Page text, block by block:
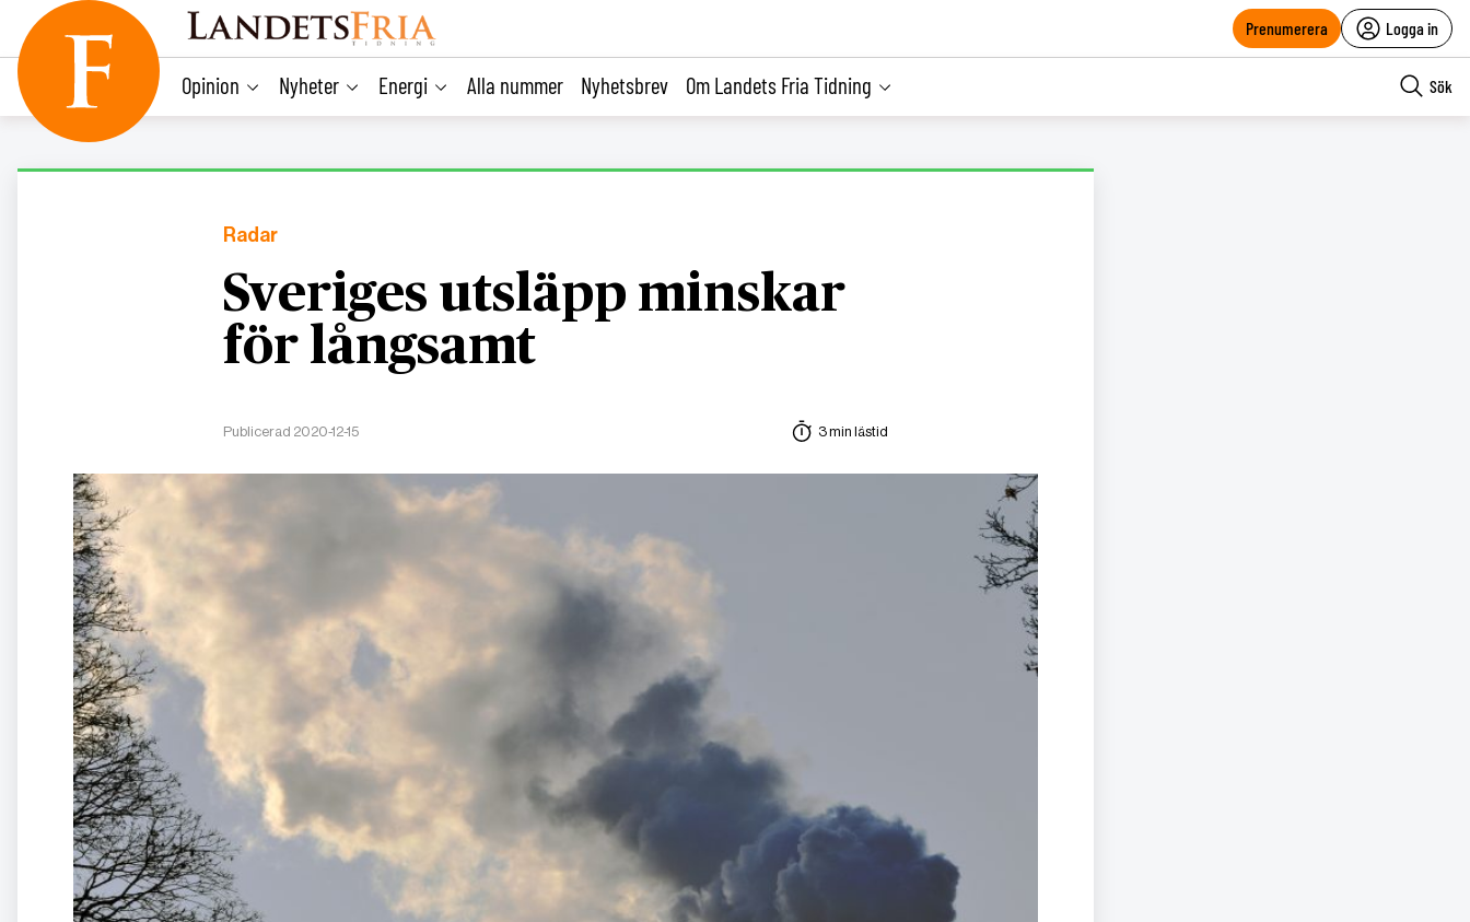
content
Prenumerera Logga in
Opinion Nyheter Energi Alla nummer Nyhetsbrev Om Landets Fria Tidning Sök
Radar
Sveriges utsläpp minskar
för långsamt
Publicerad 2020-12-15 3 min lästid